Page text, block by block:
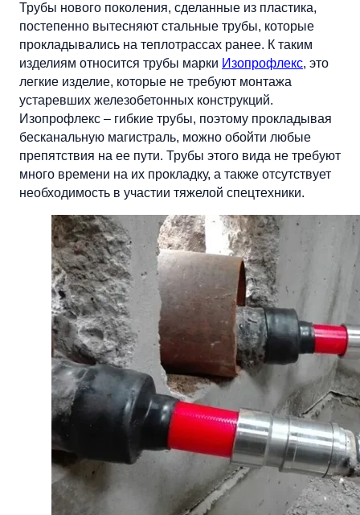
Трубы нового поколения, сделанные из пластика,
постепенно вытесняют стальные трубы, которые
прокладывались на теплотрассах ранее. К таким
изделиям относится трубы марки Изопрофлекс, это
легкие изделие, которые не требуют монтажа
устаревших железобетонных конструкций.
Изопрофлекс – гибкие трубы, поэтому прокладывая
бесканальную магистраль, можно обойти любые
препятствия на ее пути. Трубы этого вида не требуют
много времени на их прокладку, а также отсутствует
необходимость в участии тяжелой спецтехники.